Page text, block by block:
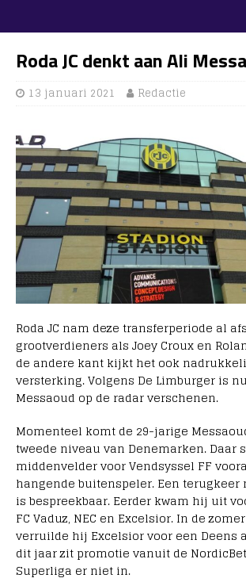
Roda JC denkt aan Ali
13 januari 2021 Redactie
Roda JC nam deze transferperiode al
grootverdieners als Joey Croux en
de andere kant kijkt het ook
versterking. Volgens De Limburger is
Messaoud op de radar verschenen.
Momenteel komt de 29-jarige
tweede niveau van Denemarken. Daar
middenvelder voor Vendsyssel FF
hangende buitenspeler. Een terugkeer
is bespreekbaar. Eerder kwam hij uit
FC Vaduz, NEC en Excelsior. In de
verruilde hij Excelsior voor een Deens
dit jaar zit promotie vanuit de NordicBet
Superliga er niet in.